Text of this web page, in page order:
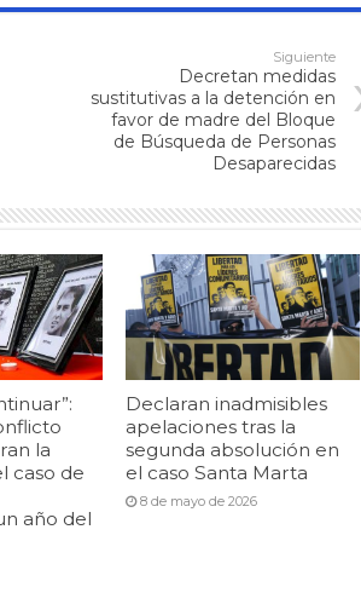
Siguiente
Decretan medidas
sustitutivas a la detención en
favor de madre del Bloque
de Búsqueda de Personas
Desaparecidas
la
caso de
año del
Declaran inadmisibles
apelaciones tras la
segunda absolución en
el caso Santa Marta
8 de mayo de 2026